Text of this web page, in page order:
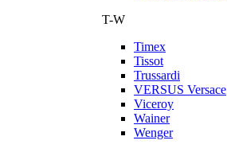
T-W
Timex
Tissot
Trussardi
VERSUS Versace
Viceroy
Wainer
Wenger